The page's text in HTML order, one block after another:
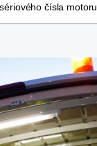
čísla motoru